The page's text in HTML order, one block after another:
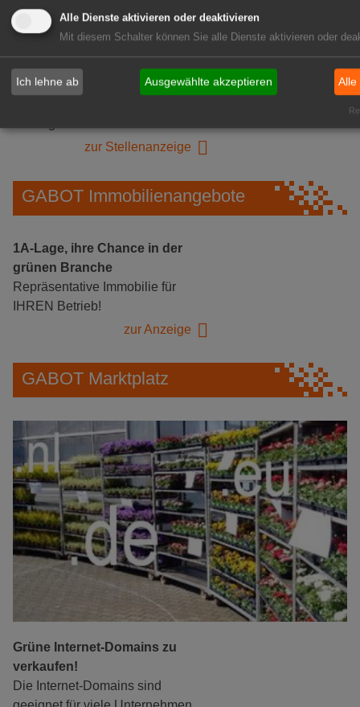
Gärtnerei Hanns
Mitarbeiter (m/w/d) für unsere
zur Stellenanzeige
GABOT Immobilienangebote
1A-Lage, ihre Chance in der
grünen Branche
Repräsentative Immobilie für
IHREN Betrieb!
zur Anzeige
GABOT Marktplatz
Grüne Internet-Domains zu
verkaufen!
Die Internet-Domains sind
Alle Dienste aktivieren oder deaktivieren
Mit diesem Schalter können Sie alle Dienste aktivieren oder
Ich lehne ab Ausgewählte akzeptieren Alle